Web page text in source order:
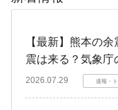
【最新】熊本の
震は来る？気象庁
2026.07.29 速報・